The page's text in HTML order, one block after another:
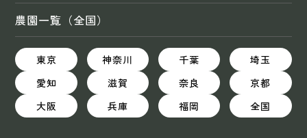
農園一覧（全国）
東京 神奈川 千葉
埼玉
愛知
滋賀 奈良
京都
大阪
兵庫 福岡 全国